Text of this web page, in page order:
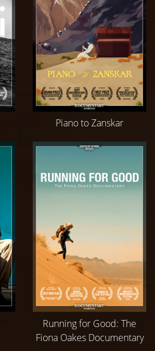
Piano to Zanskar
Running for Good: The
Fiona Oakes Documentary